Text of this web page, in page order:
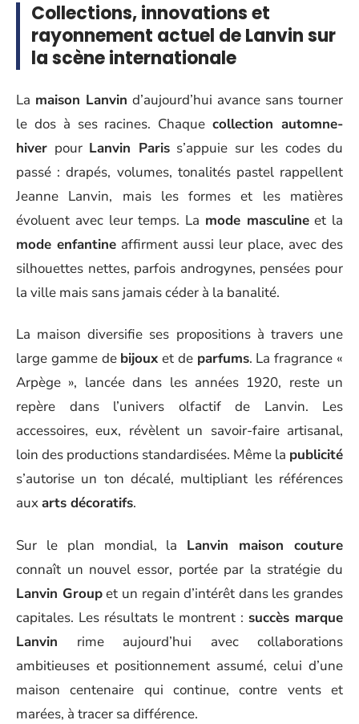
Collections, innovations et
rayonnement actuel de Lanvin sur
la scène internationale
La maison Lanvin d’aujourd’hui avance sans tourner
le dos à ses racines. Chaquecollection automne-
hiver pour Lanvin Pariss’appuie sur les codes du
passé : drapés, volumes, tonalités pastel rappellent
Jeanne Lanvin, mais les formes et les matières
évoluent avec leur temps. La mode masculineet la
mode enfantine affirment aussi leur place, avec des
silhouettes nettes, parfois androgynes, pensées pour
la ville mais sans jamais céder à la banalité.
La maison diversifie ses propositions à travers une
large gamme de bijoux et de parfums. La fragrance «
Arpège », lancée dans les années 1920, reste un
repère dans l’univers olfactif de Lanvin. Les
accessoires, eux, révèlent un savoir-faire artisanal,
loin des productions standardisées. Même la publicité
s’autorise un ton décalé, multipliant les références
auxarts décoratifs.
Sur le plan mondial, la Lanvin maison couture
connaît un nouvel essor, portée par la stratégie du
Lanvin Groupet un regain d’intérêt dans les grandes
capitales. Les résultats le montrent : succès marque
Lanvin rime aujourd’hui avec collaborations
ambitieuses et positionnement assumé, celui d’une
maison centenaire qui continue, contre vents et
marées, à tracer sa différence.